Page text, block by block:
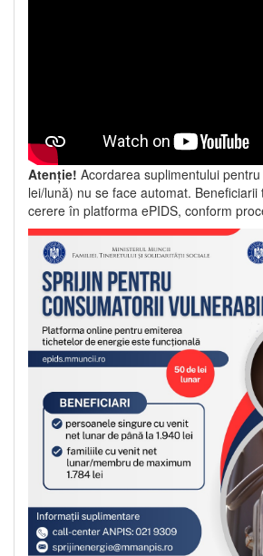
Atenție! Acordarea suplimentului
lei/lună) nu se face automat.
cerere în platforma ePIDS, conform